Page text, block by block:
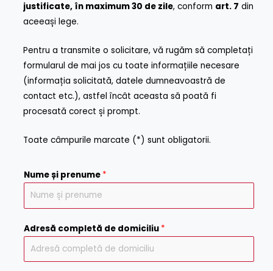
justificate, în maximum 30 de zile, conform art. 7 din
aceeași lege.
Pentru a transmite o solicitare, vă rugăm să completați
formularul de mai jos cu toate informațiile necesare
(informația solicitată, datele dumneavoastră de
contact etc.), astfel încât aceasta să poată fi
procesată corect și prompt.
Toate câmpurile marcate (*) sunt obligatorii.
Nume și prenume *
Adresă completă de domiciliu *